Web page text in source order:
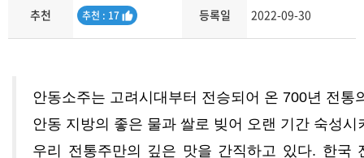
추천
추
추천 : 17 등록일 2022-09-30
안동소주는 고려시대부터 전승되어 온 700년 전통
안동 지방의 좋은 물과 쌀로 빚어 오랜 기간 숙성
우리 전통주만의 깊은 맛을 간직하고 있다. 한국